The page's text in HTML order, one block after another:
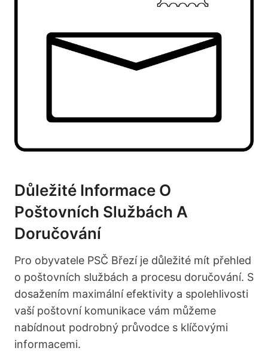
Důležité Informace O
‍poštovních Službách A
Doručování
Pro obyvatele PSČ Březí je důležité mít přehled
o poštovních službách a procesu⁢ doručování. S
dosažením maximální efektivity a spolehlivosti
vaší‌ poštovní ⁤komunikace vám‌ můžeme
‍nabídnout podrobný​ průvodce s ⁤klíčovými
informacemi.